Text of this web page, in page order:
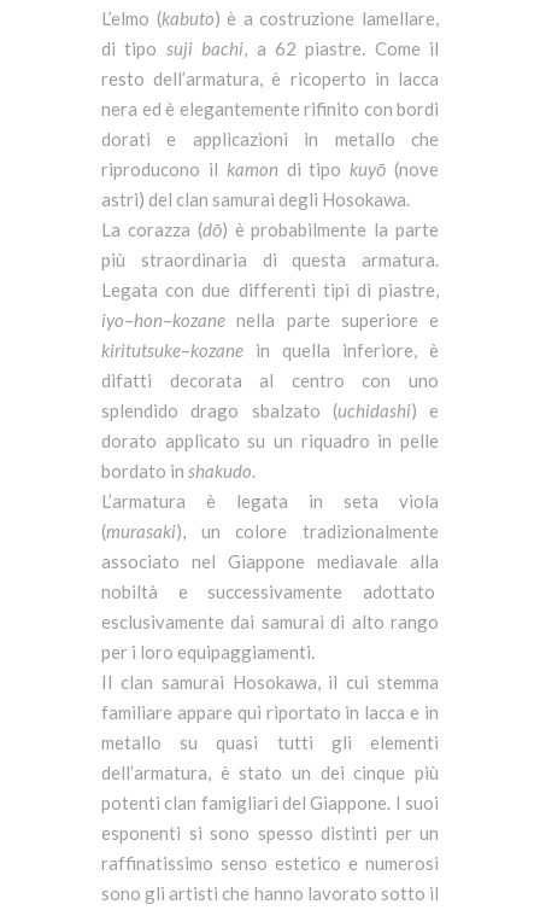
L’elmo (kabuto) è a costruzione lamellare,
di tipo suji bachi, a 62 piastre. Come il
resto dell’armatura, è ricoperto in lacca
nera ed è elegantemente rifinito con bordi
dorati e applicazioni in metallo che
riproducono il kamon di tipokuyō (nove
astri) del clan samurai degli Hosokawa.
La corazza (dō) è probabilmente la parte
più straordinaria di questa armatura.
Legata con due differenti tipi di piastre,
iyo–hon–kozane nella parte superiore e
kiritutsuke–kozane in quella inferiore, è
difatti decorata al centro con uno
splendido drago sbalzato (uchidashi) e
dorato applicato su un riquadro in pelle
bordato in shakudo.
L’armatura è legata in seta viola
(murasaki), un colore tradizionalmente
associato nel Giappone mediavale alla
nobiltà e successivamente adottato
esclusivamente dai samurai di alto rango
per i loro equipaggiamenti.
Il clan samurai Hosokawa, il cui stemma
familiare appare qui riportato in lacca e in
metallo su quasi tutti gli elementi
dell’armatura, è stato un dei cinque più
potenti clan famigliari del Giappone. I suoi
esponenti si sono spesso distinti per un
raffinatissimo senso estetico e numerosi
sono gli artisti che hanno lavorato sotto il